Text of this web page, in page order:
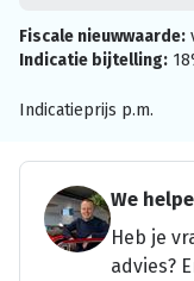
Fiscale nieuwwaarde:
Indicatie bijtelling:
Indicatieprijs p.m.
We
Heb je
advies?